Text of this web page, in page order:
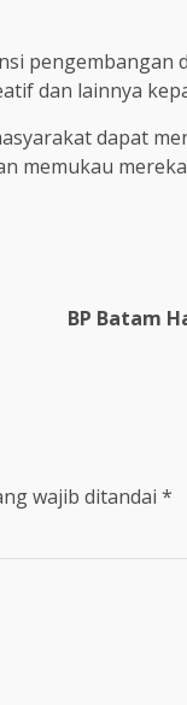
pengembangan
dan lainnya
dapat
memukau
BP Batam
wajib ditandai *